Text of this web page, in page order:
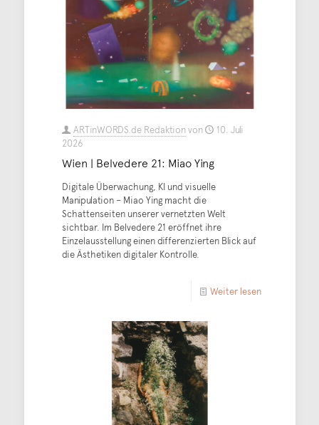
ARTinWORDS.de Redaktionvon
10. Juli
2026
Wien | Belvedere 21: Miao Ying
Digitale Überwachung, KI und visuelle
Manipulation – Miao Ying macht die
Schattenseiten unserer vernetzten Welt
sichtbar. Im Belvedere 21 eröffnet ihre
Einzelausstellung einen differenzierten Blick auf
die Ästhetiken digitaler Kontrolle.
Weiter lesen